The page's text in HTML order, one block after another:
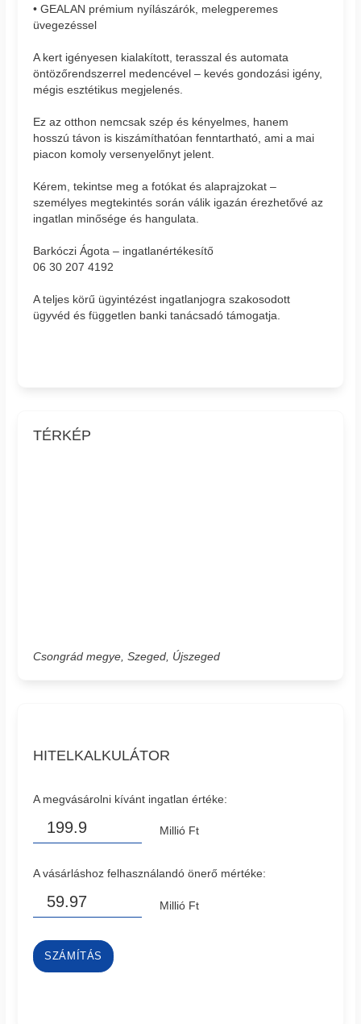
• GEALAN prémium nyílászárók, melegperemes
üvegezéssel
A kert igényesen kialakított, terasszal és automata
öntözőrendszerrel medencével – kevés gondozási igény,
mégis esztétikus megjelenés.
Ez az otthon nemcsak szép és kényelmes, hanem
hosszú távon is kiszámíthatóan fenntartható, ami a mai
piacon komoly versenyelőnyt jelent.
Kérem, tekintse meg a fotókat és alaprajzokat –
személyes megtekintés során válik igazán érezhetővé az
ingatlan minősége és hangulata.
Barkóczi Ágota – ingatlanértékesítő
06 30 207 4192
A teljes körű ügyintézést ingatlanjogra szakosodott
ügyvéd és független banki tanácsadó támogatja.
TÉRKÉP
Csongrád megye, Szeged, Újszeged
HITELKALKULÁTOR
A megvásárolni kívánt ingatlan értéke:
Millió Ft
A vásárláshoz felhasználandó önerő mértéke:
Millió Ft
SZÁMÍTÁS